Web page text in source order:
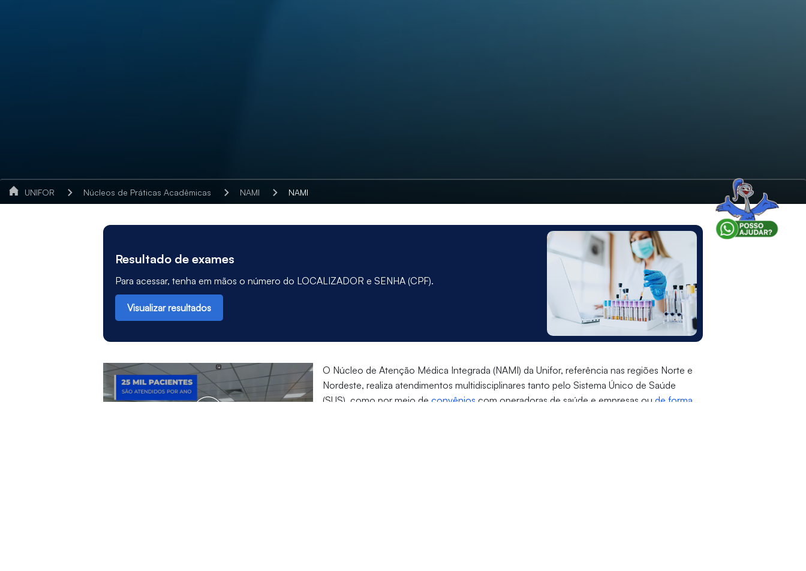
UNIFOR Núcleos de Práticas Acadêmicas NAMI NAMI
Resultado de exames
Para acessar, tenha em mãos o número do LOCALIZADOR e SENHA (CPF).
Visualizar resultados
O Núcleo de Atenção Médica Integrada (NAMI) da Unifor, referência nas regiões Norte e
Nordeste, realiza atendimentos multidisciplinares tanto pelo Sistema Único de Saúde
(SUS), como por meio de convênios com operadoras de saúde e empresas ou de forma